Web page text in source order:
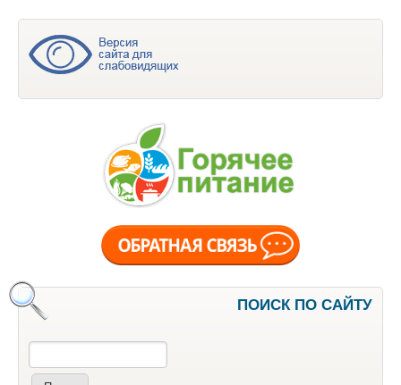
ПОИСК ПО САЙТУ
Поиск